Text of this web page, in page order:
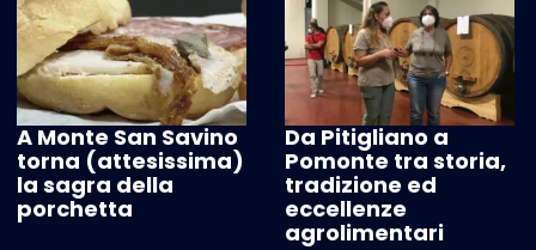
A Monte San Savino
torna (attesissima)
la sagra della
porchetta
Da Pitigliano a
Pomonte tra storia,
tradizione ed
eccellenze
agrolimentari